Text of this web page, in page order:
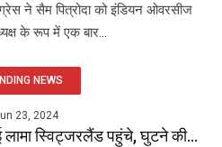
ने सैम पित्रोदा को इंडियन ओवरसीज
के रूप में एक बार...
NEWS
23, 2024
लामा स्विट्जरलैंड पहुंचे, घुटने की...